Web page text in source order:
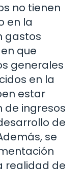
no tienen
en la
gastos
que
generales
en la
estar
de ingresos
de
se
realidad de